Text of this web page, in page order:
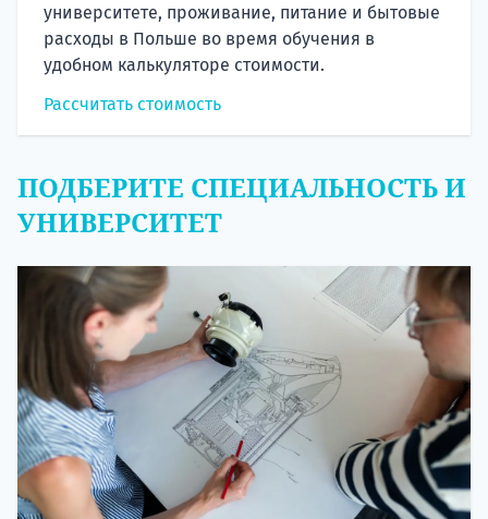
университете, проживание, питание и бытовые
расходы в Польше во время обучения в
удобном калькуляторе стоимости.
Рассчитать стоимость
ПОДБЕРИТЕ СПЕЦИАЛЬНОСТЬ И
УНИВЕРСИТЕТ